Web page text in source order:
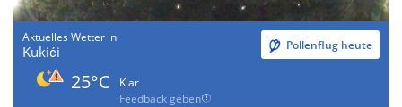
Aktuelles Wetter in
Kukići Pollenflug heute
25°C
Klar
Feedback geben